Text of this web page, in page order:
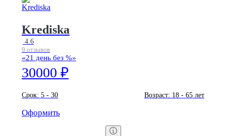
Krediska
4.6
9 отзывов
«21 день без %»
30000 ₽
Срок: 5 - 30 Возраст: 18 - 65 лет
Оформить